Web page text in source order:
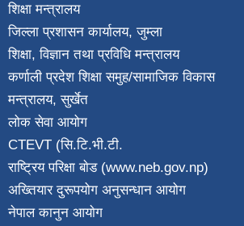
शिक्षा मन्त्रालय
जिल्ला प्रशासन कार्यालय, जुम्ला
शिक्षा, विज्ञान तथा प्रविधि मन्त्रालय
कर्णाली प्रदेश शिक्षा समुह/सामाजिक विकास
मन्त्रालय, सुर्खेत
लोक सेवा आयोग
CTEVT (सि.टि.भी.टी.
राष्ट्रिय परिक्षा बाेड (www.neb.gov.np)
अख्तियार दुरूपयोग अनुसन्धान आयोग
नेपाल कानुन आयाेग